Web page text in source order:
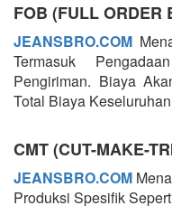
FOB (FULL ORDER
JEANSBRO.COM
Termasuk
Pengiriman. Biaya
Total Biaya
CMT (CUT-MAKE-
JEANSBRO.COM
Produksi Spesifik